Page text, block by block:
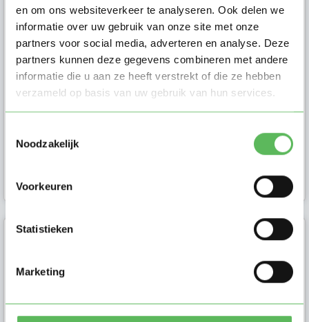
en om ons websiteverkeer te analyseren. Ook delen we
informatie over uw gebruik van onze site met onze
partners voor social media, adverteren en analyse. Deze
partners kunnen deze gegevens combineren met andere
informatie die u aan ze heeft verstrekt of die ze hebben
verzameld op basis van uw gebruik van hun services.
Noodzakelijk
Voorkeuren
Statistieken
Marketing
Carolien
de bilt bij vraagouder of hier aan
huis met ingang van 2027 (o...
Hi! Wij zijn Laurens & Liselore en
Amersfoort. Voor onze kinderen